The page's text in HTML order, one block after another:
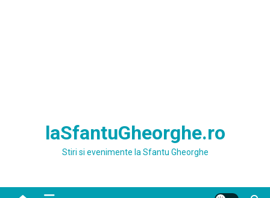
laSfantuGheorghe.ro
Stiri si evenimente la Sfantu Gheorghe